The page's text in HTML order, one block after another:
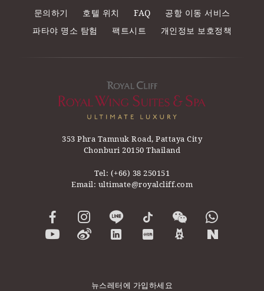
문의하기 호텔 위치 FAQ
공항 이동 서비스
파타야 명소 탐험
팩트시트 개인정보 보호정책
353 Phra Tamnuk Road, Pattaya City
Chonburi 20150 Thailand
Tel: (+66) 38 250151
Email: ultimate@royalcliff.com
뉴스레터에 가입하세요